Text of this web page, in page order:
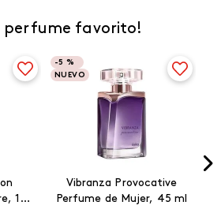
perfume favorito!
100
-5 %
NUEVO
Vibranza Provocative
Perfume de Mujer, 45 ml